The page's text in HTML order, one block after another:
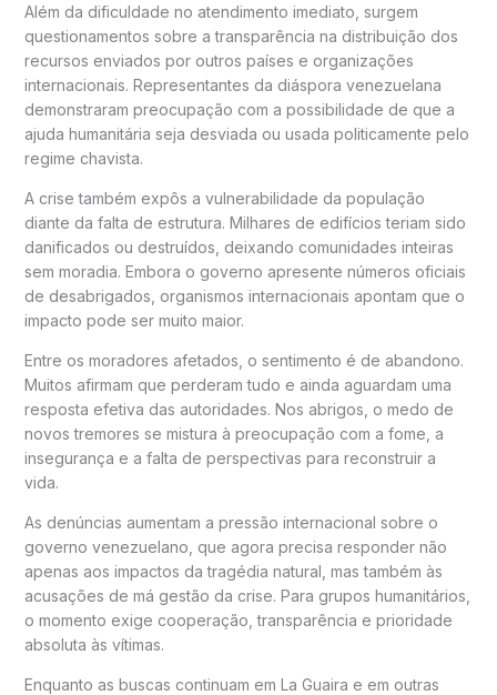
Além da dificuldade no atendimento imediato, surgem
questionamentos sobre a transparência na distribuição dos
recursos enviados por outros países e organizações
internacionais. Representantes da diáspora venezuelana
demonstraram preocupação com a possibilidade de que a
ajuda humanitária seja desviada ou usada politicamente pelo
regime chavista.
A crise também expôs a vulnerabilidade da população
diante da falta de estrutura. Milhares de edifícios teriam sido
danificados ou destruídos, deixando comunidades inteiras
sem moradia. Embora o governo apresente números oficiais
de desabrigados, organismos internacionais apontam que o
impacto pode ser muito maior.
Entre os moradores afetados, o sentimento é de abandono.
Muitos afirmam que perderam tudo e ainda aguardam uma
resposta efetiva das autoridades. Nos abrigos, o medo de
novos tremores se mistura à preocupação com a fome, a
insegurança e a falta de perspectivas para reconstruir a
vida.
As denúncias aumentam a pressão internacional sobre o
governo venezuelano, que agora precisa responder não
apenas aos impactos da tragédia natural, mas também às
acusações de má gestão da crise. Para grupos humanitários,
o momento exige cooperação, transparência e prioridade
absoluta às vítimas.
Enquanto as buscas continuam em La Guaira e em outras